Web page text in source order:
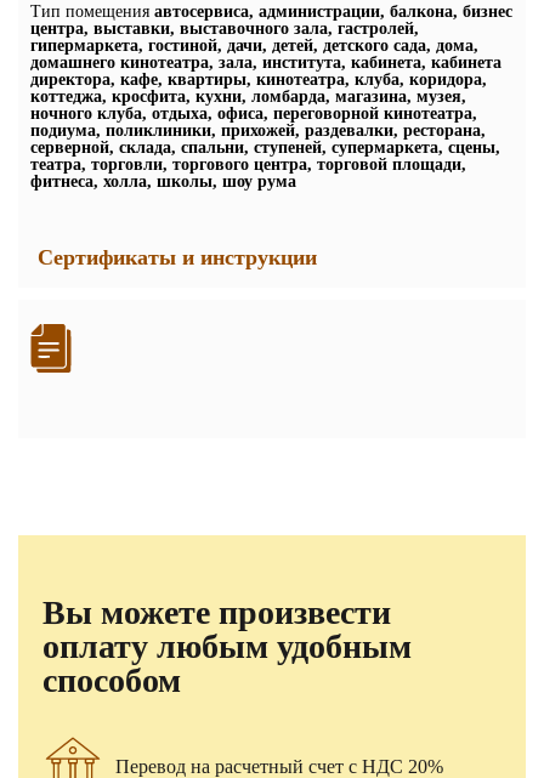
Тип помещения автосервиса, администрации, балкона, бизнес
центра, выставки, выставочного зала, гастролей,
гипермаркета, гостиной, дачи, детей, детского сада, дома,
домашнего кинотеатра, зала, института, кабинета, кабинета
директора, кафе, квартиры, кинотеатра, клуба, коридора,
коттеджа, кросфита, кухни, ломбарда, магазина, музея,
ночного клуба, отдыха, офиса, переговорной кинотеатра,
подиума, поликлиники, прихожей, раздевалки, ресторана,
серверной, склада, спальни, ступеней, супермаркета, сцены,
театра, торговли, торгового центра, торговой площади,
фитнеса, холла, школы, шоу рума
Сертификаты и инструкции
Вы можете произвести
оплату любым удобным
способом
Перевод на расчетный счет с НДС 20%